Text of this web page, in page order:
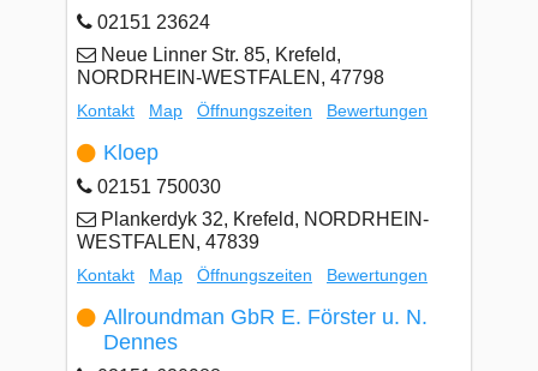
02151 23624
Neue Linner Str. 85, Krefeld,
NORDRHEIN-WESTFALEN, 47798
Kontakt Map Öffnungszeiten Bewertungen
Kloep
02151 750030
Plankerdyk 32, Krefeld, NORDRHEIN-
WESTFALEN, 47839
Kontakt Map Öffnungszeiten Bewertungen
Allroundman GbR E. Förster u. N.
Dennes